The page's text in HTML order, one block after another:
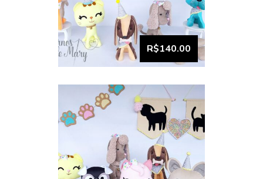
R$140.00
VISUALIZAR
Coleção Pets 1